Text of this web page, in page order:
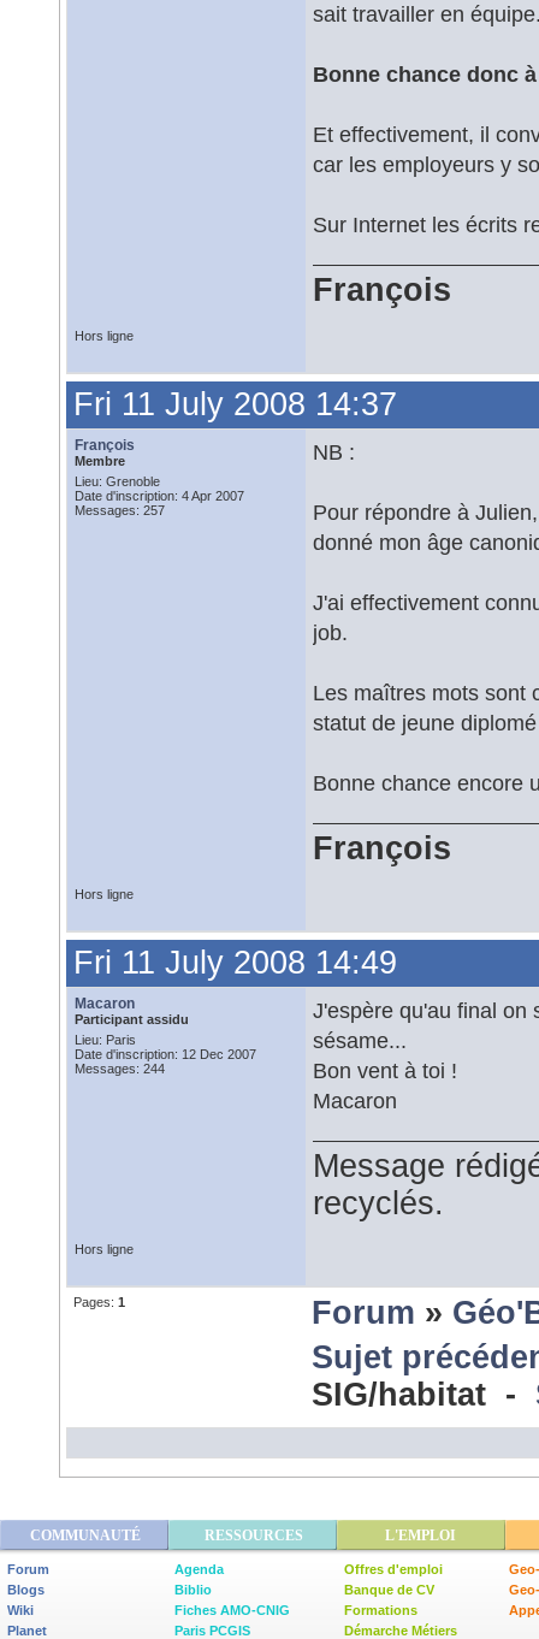
sait travailler en
Bonne chance donc
Et effectivement, il
car les employeurs y
Sur Internet les écrits
François
Hors ligne
Fri 11 July 2008 14:37
François
Membre
Lieu: Grenoble
Date d'inscription: 4 Apr 2007
Messages: 257
NB :
Pour répondre à
donné mon âge
J'ai effectivement
job.
Les maîtres mots sont
statut de jeune
Bonne chance encore
François
Hors ligne
Fri 11 July 2008 14:49
Macaron
Participant assidu
Lieu: Paris
Date d'inscription: 12 Dec 2007
Messages: 244
J'espère qu'au final on
sésame...
Bon vent à toi !
Macaron
Message
recyclés.
Hors ligne
Pages: 1 Forum »
Sujet
SIG/habitat -
COMMUNAUTÉ RESSOURCES L'EMPLOI
Forum
Blogs
Wiki
Planet
Agenda
Biblio
Fiches AMO-CNIG
Paris PCGIS
Offres d'emploi
Banque de CV
Formations
Démarche Métiers